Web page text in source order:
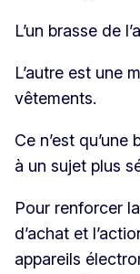
L’un brasse de
L’autre est une
vêtements.
Ce n’est
à un sujet plus
Pour renforcer
d’achat et
appareils